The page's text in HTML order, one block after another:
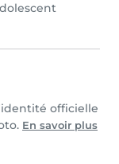
officielle
En savoir plus